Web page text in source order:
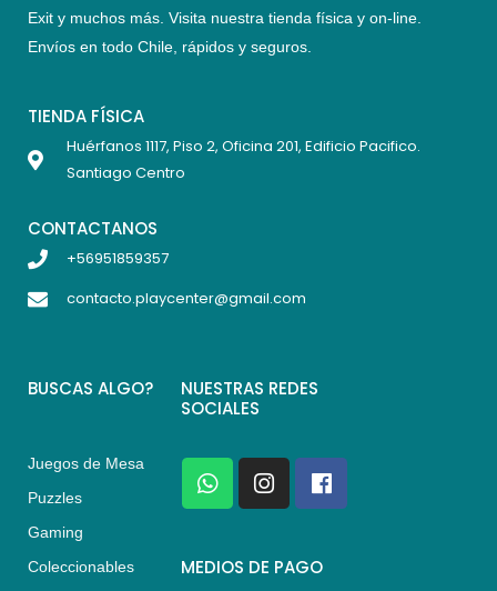
Exit y muchos más. Visita nuestra tienda física y on-line.
Envíos en todo Chile, rápidos y seguros
TIENDA FÍSICA
Huérfanos 1117, Piso 2, Oficina 201, Edificio Pacifico.
Santiago Centro
CONTACTANOS
+56951859357
contacto.playcenter@gmail.com
BUSCAS ALGO?
Juegos de Mesa
Puzzles
Gaming
Coleccionables
NUESTRAS REDES
SOCIALES
W
h
a
s
I
n
s
a
F
a
c
b
MEDIOS DE PAGO